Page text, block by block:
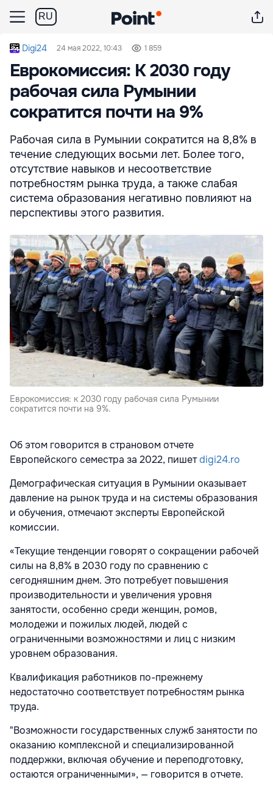
RU
Digi24 24 мая 2022, 10:43 1 859
Еврокомиссия: К 2030 году
рабочая сила Румынии
сократится почти на 9%
Рабочая сила в Румынии сократится на 8,8% в
течение следующих восьми лет. Более того,
отсутствие навыков и несоответствие
потребностям рынка труда, а также слабая
система образования негативно повлияют на
перспективы этого развития.
Еврокомиссия: к 2030 году рабочая сила Румынии
сократится почти на 9%.
Об этом говорится в страновом отчете
Европейского семестра за 2022, пишетdigi24.ro
Демографическая ситуация в Румынии оказывает
давление на рынок труда и на системы образования
и обучения, отмечают эксперты Европейской
комиссии.
«Текущие тенденции говорят о сокращении рабочей
силы на 8,8% в 2030 году по сравнению с
сегодняшним днем. Это потребует повышения
производительности и увеличения уровня
занятости, особенно среди женщин, ромов,
молодежи и пожилых людей, людей с
ограниченными возможностями и лиц с низким
уровнем образования.
Квалификация работников по-прежнему
недостаточно соответствует потребностям рынка
труда.
"Возможности государственных служб занятости по
оказанию комплексной и специализированной
поддержки, включая обучение и переподготовку,
остаются ограниченными», — говорится в отчете.